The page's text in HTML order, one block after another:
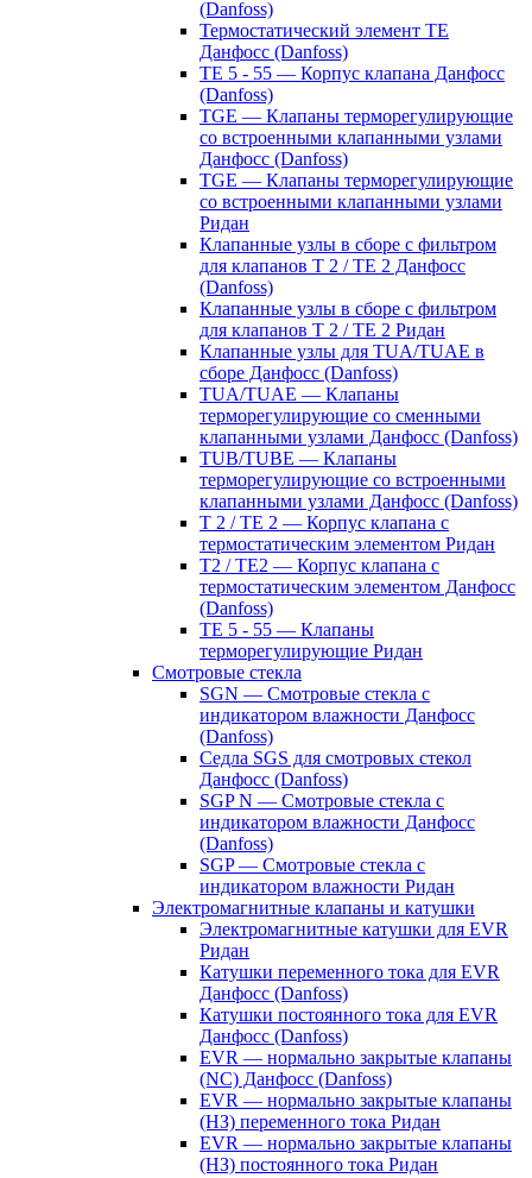
(Danfoss)
Термостатический элемент TE
Данфосс (Danfoss)
TE 5 - 55 — Корпус клапана Данфосс
(Danfoss)
TGE — Клапаны терморегулирующие
со встроенными клапанными узлами
Данфосс (Danfoss)
TGE — Клапаны терморегулирующие
со встроенными клапанными узлами
Ридан
Клапанные узлы в сборе с фильтром
для клапанов T 2 / TE 2 Данфосс
(Danfoss)
Клапанные узлы в сборе с фильтром
для клапанов T 2 / TE 2 Ридан
Клапанные узлы для TUA/TUAE в
сборе Данфосс (Danfoss)
TUA/TUAE — Клапаны
терморегулирующие со сменными
клапанными узлами Данфосс (Danfoss)
TUB/TUBE — Клапаны
терморегулирующие со встроенными
клапанными узлами Данфосс (Danfoss)
T 2 / TE 2 — Корпус клапана с
термостатическим элементом Ридан
T2 / TE2 — Корпус клапана с
термостатическим элементом Данфосс
(Danfoss)
TE 5 - 55 — Клапаны
терморегулирующие Ридан
Смотровые стекла
SGN — Смотровые стекла с
индикатором влажности Данфосс
(Danfoss)
Седла SGS для смотровых стекол
Данфосс (Danfoss)
SGP N — Смотровые стекла с
индикатором влажности Данфосс
(Danfoss)
SGP — Смотровые стекла с
индикатором влажности Ридан
Электромагнитные клапаны и катушки
Электромагнитные катушки для EVR
Ридан
Катушки переменного тока для EVR
Данфосс (Danfoss)
Катушки постоянного тока для EVR
Данфосс (Danfoss)
EVR — нормально закрытые клапаны
(NC) Данфосс (Danfoss)
EVR — нормально закрытые клапаны
(НЗ) переменного тока Ридан
EVR — нормально закрытые клапаны
(НЗ) постоянного тока Ридан